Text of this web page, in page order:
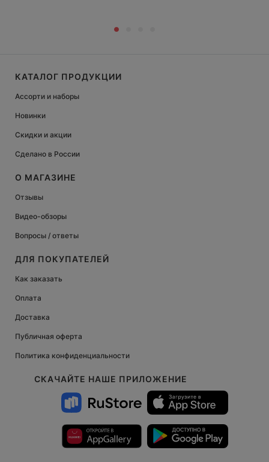
СКАЧАЙТЕ НАШЕ ПРИЛОЖЕНИЕ
КАТАЛОГ ПРОДУКЦИИ
Ассорти и наборы
Новинки
Скидки и акции
Сделано в России
О МАГАЗИНЕ
Отзывы
Видео-обзоры
Вопросы / ответы
ДЛЯ ПОКУПАТЕЛЕЙ
Как заказать
Оплата
Доставка
Публичная оферта
Политика конфиденциальности